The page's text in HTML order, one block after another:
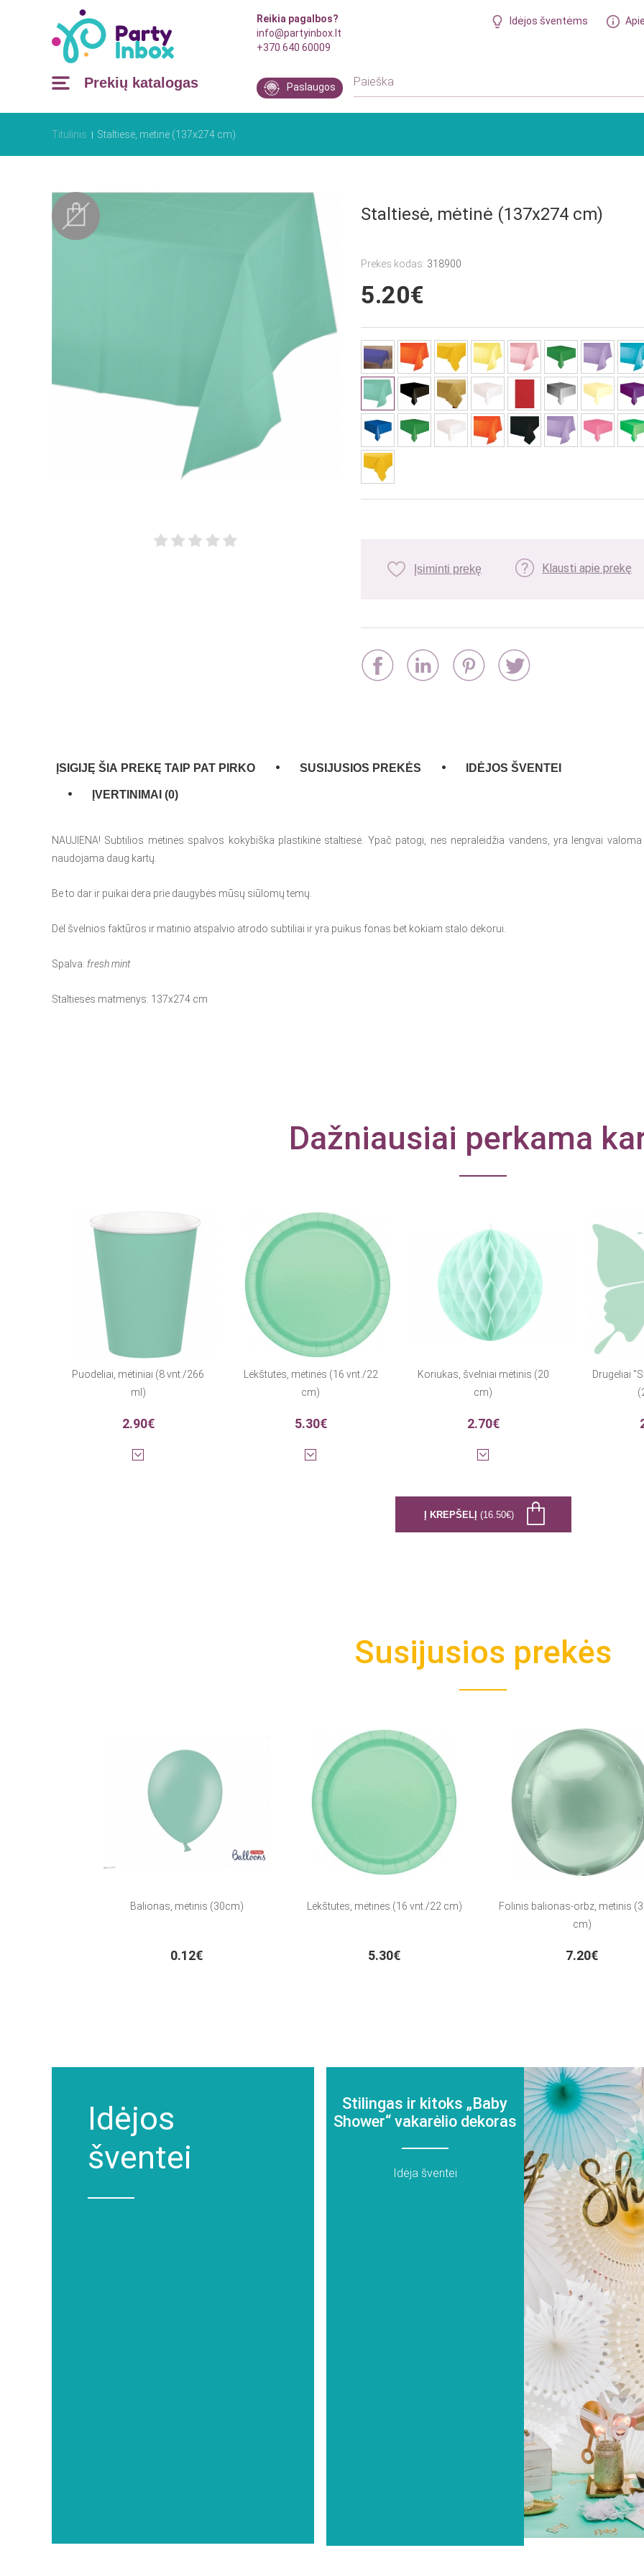
Reikia pagalbos?
info@partyinbox.lt
+370 640 60009
Idėjos šventėms
Prekių katalogas Paslaugos
Titulinis Staltiesė, mėtinė (137x274 cm)
Staltiesė, mėtinė (137x274 cm)
Prekės kodas: 318900
5.20€
Įsiminti prekę Klausti apie prekę
ĮSIGIJĘ ŠIA PREKĘ TAIP PAT PIRKO SUSIJUSIOS PREKĖS IDĖJOS ŠVENTEI
ĮVERTINIMAI (0)
NAUJIENA! Subtilios mėtinės spalvos kokybiška plastikinė staltiesė. Ypač patogi, nes nepraleidžia vandens, yra lengvai
naudojama daug kartų.
Be to dar ir puikai dera prie daugybės mūsų siūlomų temų.
Dėl švelnios faktūros ir matinio atspalvio atrodo subtiliai ir yra puikus fonas bet kokiam stalo dekorui.
Spalva: fresh mint
Staltiesės matmenys: 137x274 cm
Dažniausiai perkama
Puodeliai, mėtiniai (8 vnt./266
ml)
2.90€
Lėkštutės, mėtinės (16 vnt./22
cm)
5.30€
Koriukas, švelniai mėtinis (20
cm)
2.70€
Drugeliai
Į KREPŠELĮ (16.50€)
Susijusios prekės
Balionas, mėtinis (30cm)
0.12€
Lėkštutės, mėtinės (16 vnt./22 cm)
5.30€
Folinis balionas-orbz, mėtinis
cm)
7.20€
Idėjos
šventei
Stilingas ir kitoks „Baby
Shower“ vakarėlio dekoras
Idėja šventei